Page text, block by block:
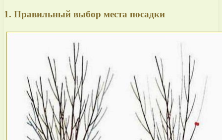
1. Правильный выбор места посадки